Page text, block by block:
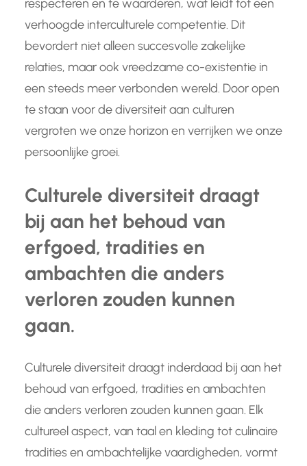
respecteren en te waarderen, wat leidt tot een
verhoogde interculturele competentie. Dit
bevordert niet alleen succesvolle zakelijke
relaties, maar ook vreedzame co-existentie in
een steeds meer verbonden wereld. Door open
te staan voor de diversiteit aan culturen
vergroten we onze horizon en verrijken we onze
persoonlijke groei.
Culturele diversiteit draagt
bij aan het behoud van
erfgoed, tradities en
ambachten die anders
verloren zouden kunnen
gaan.
Culturele diversiteit draagt inderdaad bij aan het
behoud van erfgoed, tradities en ambachten
die anders verloren zouden kunnen gaan. Elk
cultureel aspect, van taal en kleding tot culinaire
tradities en ambachtelijke vaardigheden, vormt